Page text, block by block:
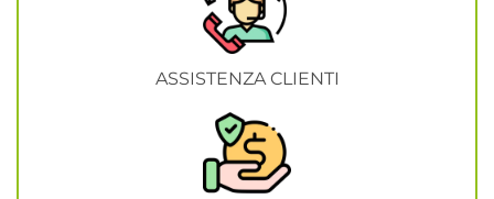
ASSISTENZA CLIENTI